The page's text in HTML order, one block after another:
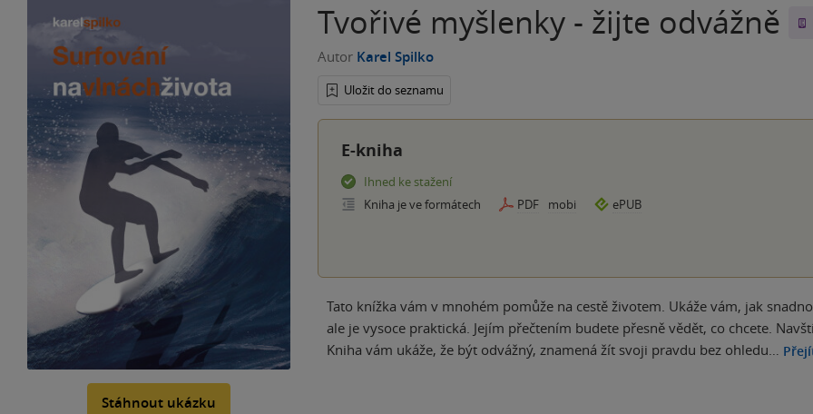
Stáhnout ukázku
Tvořivé myšlenky - žijte odvážně
Autor Karel Spilko
Uložit do seznamu
E-kniha
Ihned ke stažení
Kniha je ve formátech
PDF mobi ePUB
Tato knížka vám v mnohém pomůže na cestě životem. Ukáže vám, jak
ale je vysoce praktická. Jejím přečtením budete přesně vědět, co chcete.
Kniha vám ukáže, že být odvážný, znamená žít svoji pravdu bez ohledu…